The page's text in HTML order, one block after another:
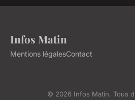
Infos Matin
Mentions légalesContact
© 2026 Infos Matin. Tous